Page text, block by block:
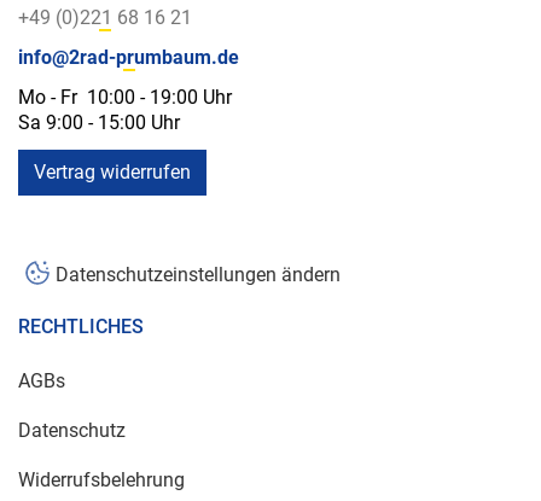
+49 (0)221 68 16 21
info@2rad-prumbaum.de
Mo - Fr 10:00 - 19:00 Uhr
Sa 9:00 - 15:00 Uhr
Vertrag widerrufen
Datenschutzeinstellungen ändern
RECHTLICHES
AGBs
Datenschutz
Widerrufsbelehrung